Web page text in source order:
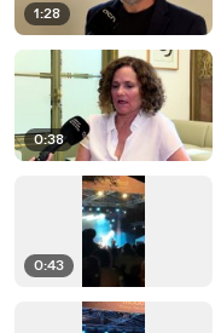
1:28
0:38
0:43